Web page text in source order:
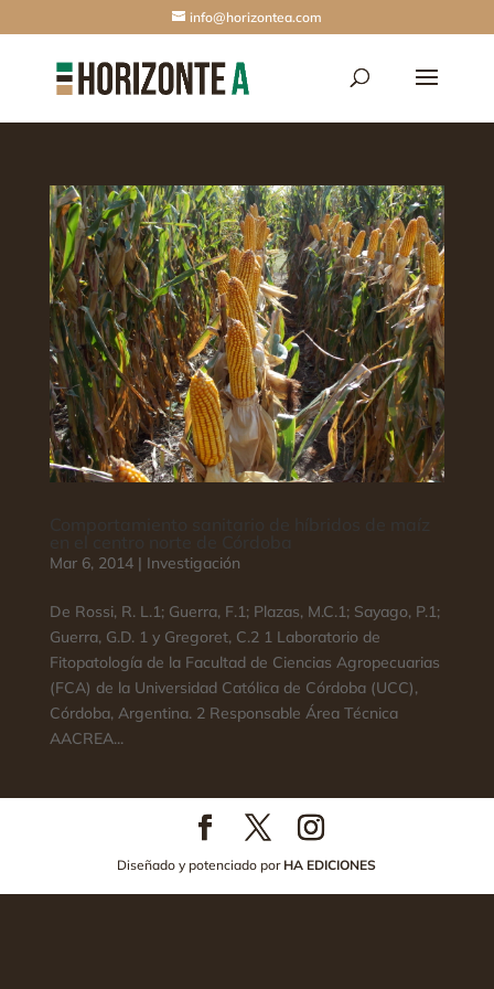
info@horizontea.com
Mar 6, 2014| Investigación
De Rossi, R. L.1; Guerra, F.1; Plazas, M.C.1; Sayago, P.1;
Guerra, G.D. 1 y Gregoret, C.2 1 Laboratorio de
Fitopatología de la Facultad de Ciencias Agropecuarias
(FCA) de la Universidad Católica de Córdoba (UCC),
Córdoba, Argentina. 2 Responsable Área Técnica
AACREA...
Diseñado y potenciado por HA EDICIONES